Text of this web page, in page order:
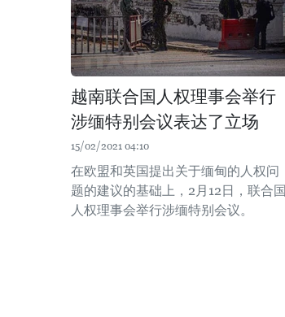
越南联合国人权理事会举行
涉缅特别会议表达了立场
15/02/2021 04:10
在欧盟和英国提出关于缅甸的人权问
题的建议的基础上，2月12日，联合国
人权理事会举行涉缅特别会议。